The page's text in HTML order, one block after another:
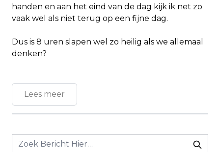
handen en aan het eind van de dag kijk ik net zo
vaak wel als niet terug op een fijne dag.
Dus is 8 uren slapen wel zo heilig als we allemaal
denken?
Lees meer